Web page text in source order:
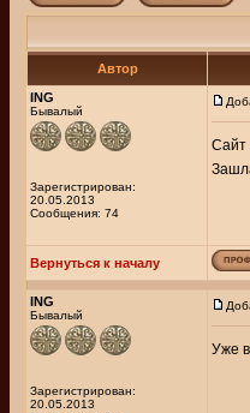
Автор
ING
Бывалый
Зарегистрирован:
20.05.2013
Сообщения: 74
Сайт
Вернуться к началу
ING
Бывалый
Зарегистрирован:
20.05.2013
Уже